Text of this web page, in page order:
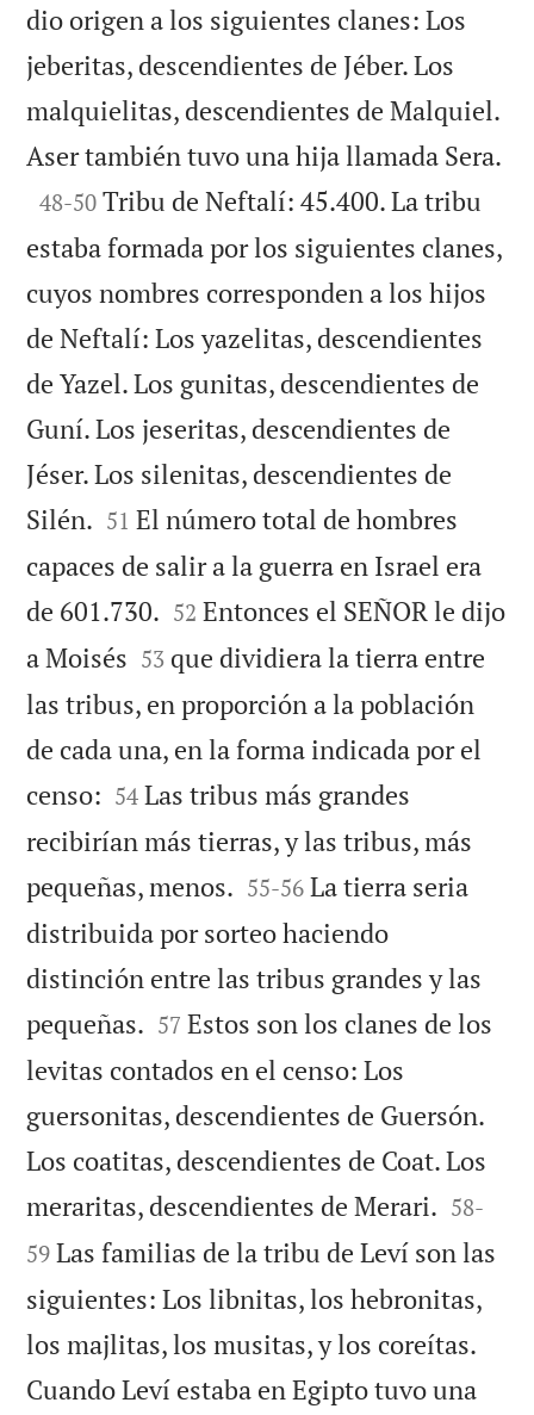
dio origen a los siguientes clanes: Los
jeberitas, descendientes de Jéber. Los
malquielitas, descendientes de Malquiel.
Aser también tuvo una hija llamada Sera.

48-50 Tribu de Neftalí: 45.400. La tribu
estaba formada por los siguientes clanes,
cuyos nombres corresponden a los hijos
de Neftalí: Los yazelitas, descendientes
de Yazel. Los gunitas, descendientes de
Guní. Los jeseritas, descendientes de
Jéser. Los silenitas, descendientes de
Silén. 

51 El número total de hombres
capaces de salir a la guerra en Israel era
de 601.730. 

52 Entonces el SEÑOR le dijo
a Moisés 

53 que dividiera la tierra entre
las tribus, en proporción a la población
de cada una, en la forma indicada por el
censo: 

54 Las tribus más grandes
recibirían más tierras, y las tribus, más
pequeñas, menos. 

55-56 La tierra seria
distribuida por sorteo haciendo
distinción entre las tribus grandes y las
pequeñas. 

57 Estos son los clanes de los
levitas contados en el censo: Los
guersonitas, descendientes de Guersón.
Los coatitas, descendientes de Coat. Los
meraritas, descendientes de Merari. 

58-
59 Las familias de la tribu de Leví son las
siguientes: Los libnitas, los hebronitas,
los majlitas, los musitas, y los coreítas.
Cuando Leví estaba en Egipto tuvo una